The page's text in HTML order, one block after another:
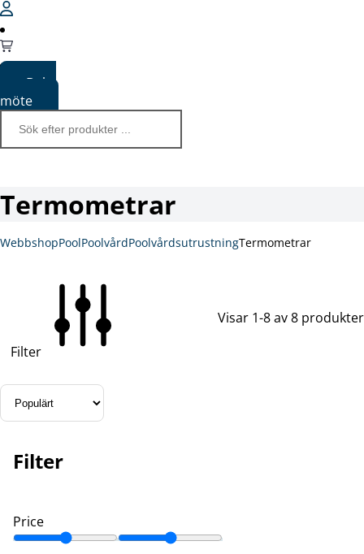
Boka
möte
Termometrar
WebbshopPoolPoolvårdPoolvårdsutrustningTermometrar
Filter
Visar 1-8 av 8 produkter
Filter
Price